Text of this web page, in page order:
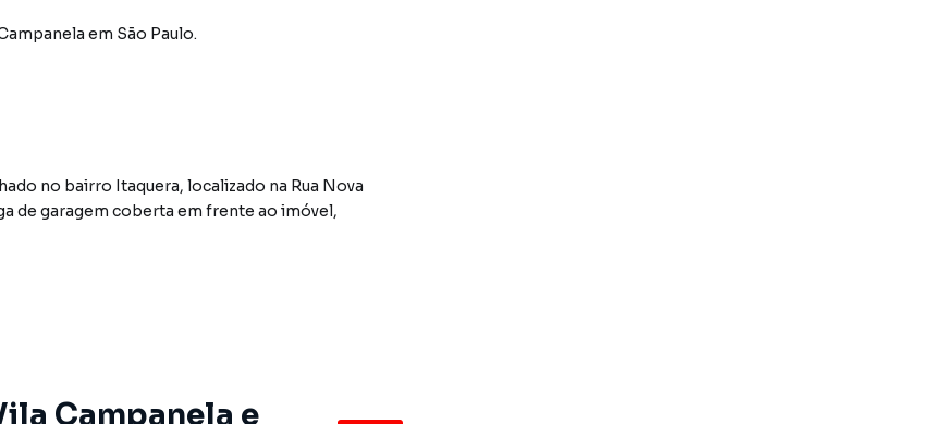
em São Paulo.
no bairro Itaquera, localizado na Rua Nova
de garagem coberta em frente ao imóvel,
lavabo reformado, área de serviço e
Campanela e